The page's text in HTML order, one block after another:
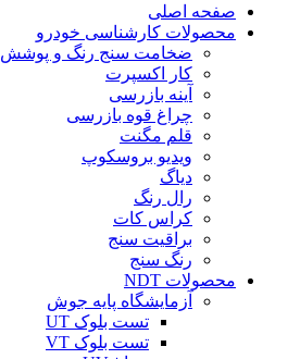
صفحه اصلی
محصولات کارشناسی خودرو
ضخامت سنج رنگ و پوشش
کار اکسپرت
آینه بازرسی
چراغ قوه بازرسی
قلم مگنت
ویدیو بروسکوپ
دیاگ
رال رنگ
کراس کات
براقیت سنج
رنگ سنج
محصولات NDT
آزمایشگاه پایه جوش
تست بلوک UT
تست بلوک VT